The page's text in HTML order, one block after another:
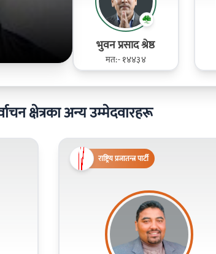
भुवन प्रसाद श्रेष्ठ
मत:- १४४३४
क्षेत्रका अन्य उम्मेदवारहरू
राष्ट्रिय प्रजातन्त्र पार्टी